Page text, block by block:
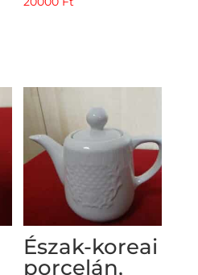
Észak-koreai
porcelán,